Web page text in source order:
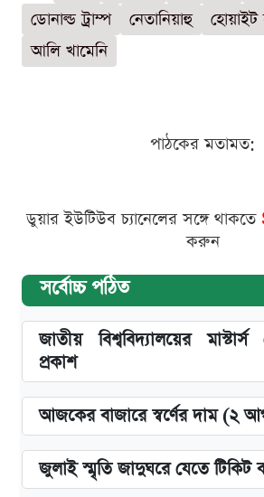
ডোনাল্ড ট্রাম্প
নেতানিয়াহু
আলি খামেনি
পাঠকের মতামত:
ডুয়ার ইউটিউব চ্যানেলের সঙ্গে থাকতে
করুন
সর্বোচ্চ পঠিত
জাতীয় বিশ্ববিদ্যালয়ের
প্রকাশ
আজকের বাজারে স্বর্ণের দাম (২
জুলাই স্মৃতি জাদুঘরে যেতে টিকিট